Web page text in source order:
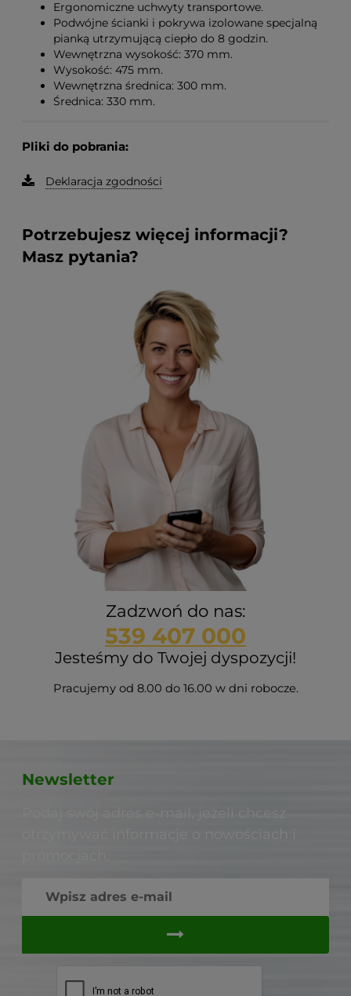
Ergonomiczne uchwyty transportowe.
Podwójne ścianki i pokrywa izolowane specjalną
pianką utrzymującą ciepło do 8 godzin.
Wewnętrzna wysokość: 370 mm.
Wysokość: 475 mm.
Wewnętrzna średnica: 300 mm.
Średnica: 330 mm.
Pliki do pobrania:
Deklaracja zgodności
Potrzebujesz więcej informacji?
Masz pytania?
Zadzwoń do nas:
539 407 000
Jesteśmy do Twojej dyspozycji!
Pracujemy od 8.00 do 16.00 w dni robocze.
Newsletter